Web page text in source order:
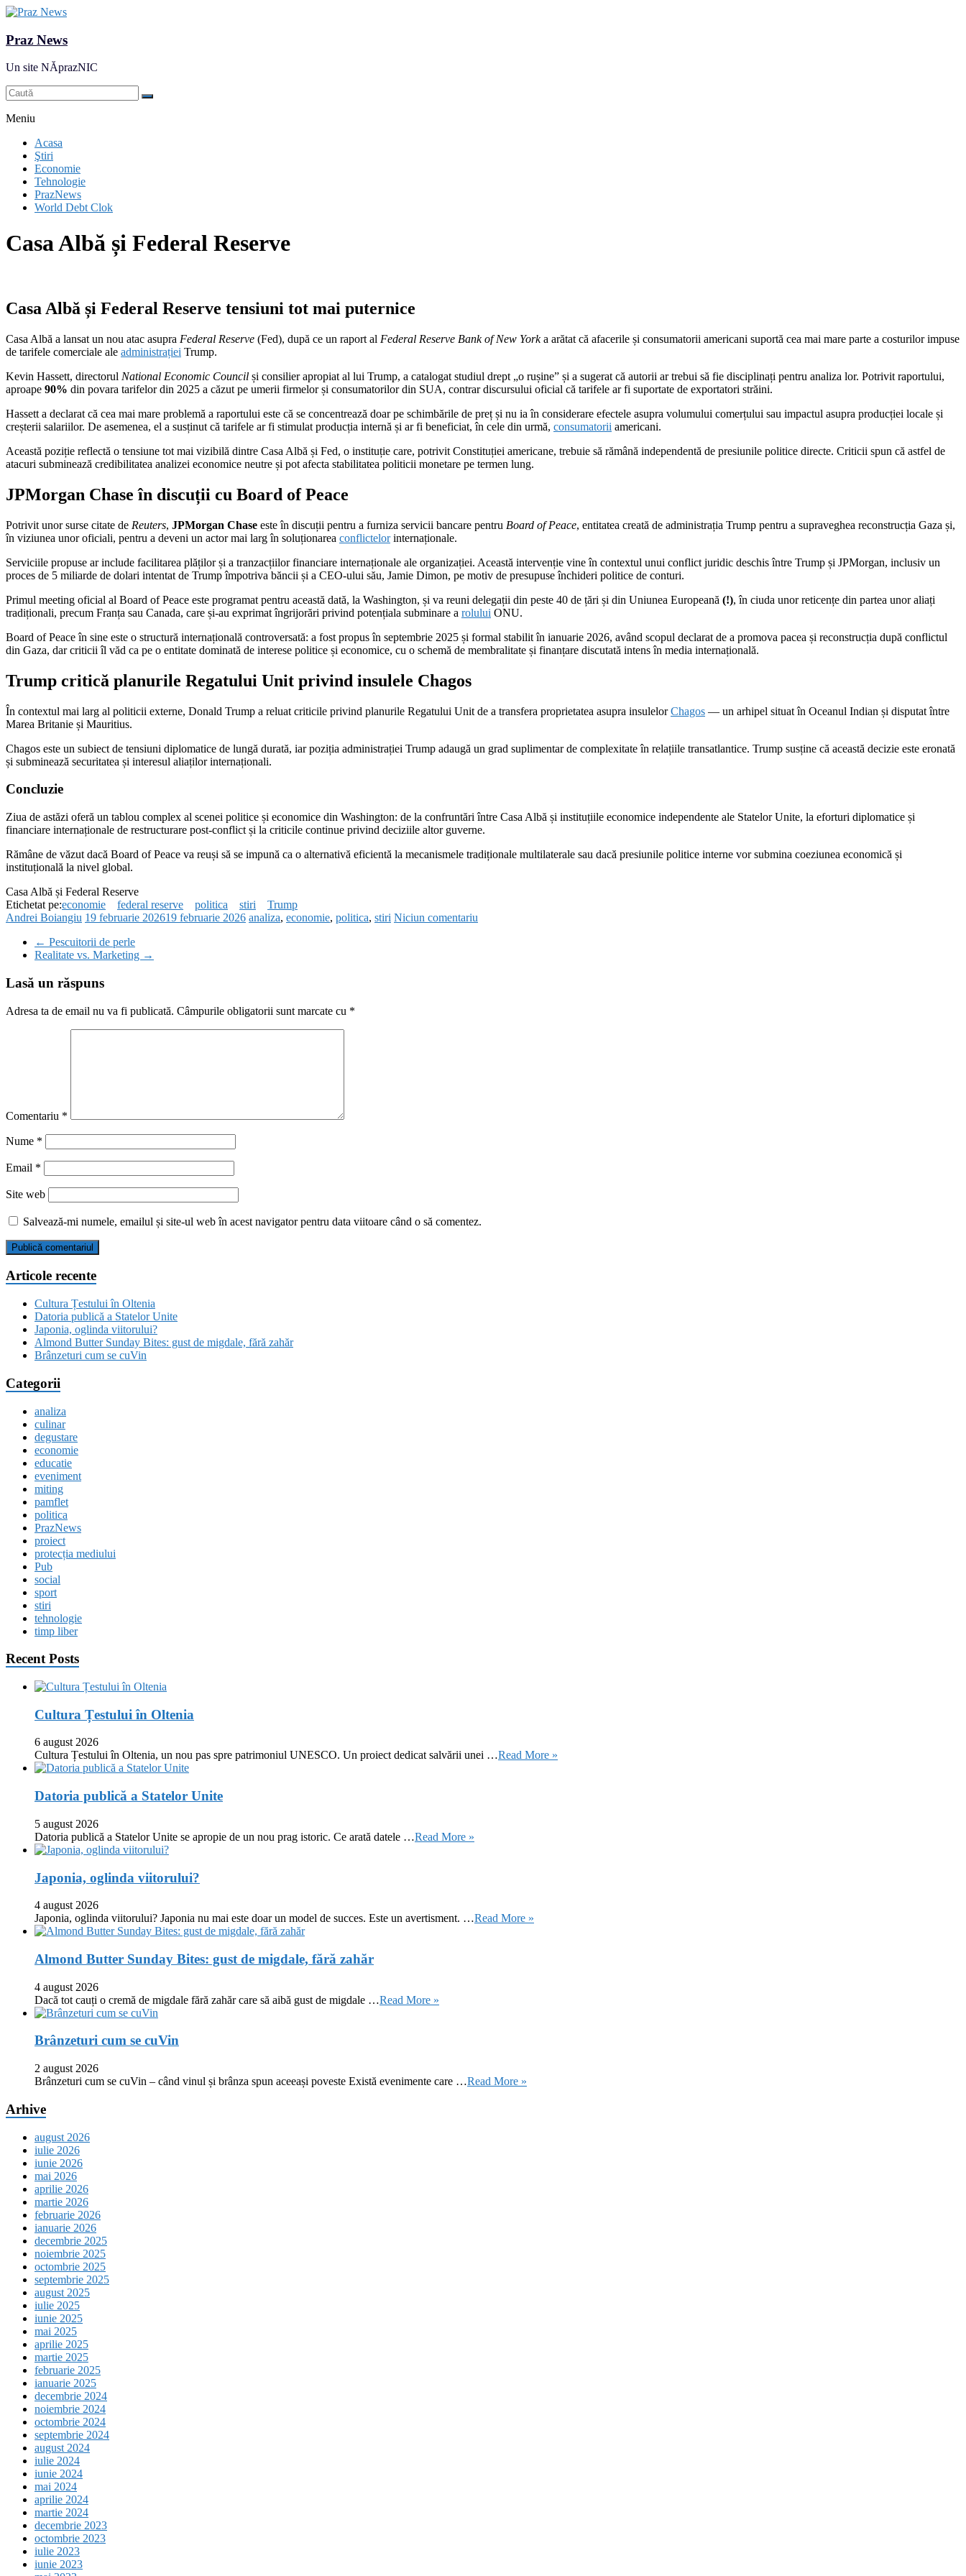
Praz News
Un site NĂprazNIC
Meniu
Acasa
Ştiri
Economie
Tehnologie
PrazNews
World Debt Clok
Casa Albă și Federal Reserve
Casa Albă și Federal Reserve tensiuni tot mai puternice
Casa Albă a lansat un nou atac asupra Federal Reserve (Fed), după ce un raport al Federal Reserve Bank of New Yorka arătat că afacerile și consumatorii americani suportă cea mai mare parte a costurilor impuse
de tarifele comerciale ale administrației Trump.
Kevin Hassett, directorul National Economic Council și consilier apropiat al lui Trump, a catalogat studiul drept „o rușine” și a sugerat că autorii ar trebui să fie disciplinați pentru analiza lor. Potrivit raportului,
aproape 90% din povara tarifelor din 2025 a căzut pe umerii firmelor și consumatorilor din SUA, contrar discursului oficial că tarifele ar fi suportate de exportatori străini.
Hassett a declarat că cea mai mare problemă a raportului este că se concentrează doar pe schimbările de preț și nu ia în considerare efectele asupra volumului comerțului sau impactul asupra producției locale și
creșterii salariilor. De asemenea, el a susținut că tarifele ar fi stimulat producția internă și ar fi beneficiat, în cele din urmă, consumatorii americani.
Această poziție reflectă o tensiune tot mai vizibilă dintre Casa Albă și Fed, o instituție care, potrivit Constituției americane, trebuie să rămână independentă de presiunile politice directe. Criticii spun că astfel de
atacuri subminează credibilitatea analizei economice neutre și pot afecta stabilitatea politicii monetare pe termen lung.
JPMorgan Chase în discuții cu Board of Peace
Potrivit unor surse citate de Reuters, JPMorgan Chase este în discuții pentru a furniza servicii bancare pentru Board of Peace, entitatea creată de administrația Trump pentru a supraveghea reconstrucția Gaza și,
în viziunea unor oficiali, pentru a deveni un actor mai larg în soluționarea conflictelorinternaționale.
Serviciile propuse ar include facilitarea plăților și a tranzacțiilor financiare internaționale ale organizației. Această intervenție vine în contextul unui conflict juridic deschis între Trump și JPMorgan, inclusiv un
proces de 5 miliarde de dolari intentat de Trump împotriva băncii și a CEO-ului său, Jamie Dimon, pe motiv de presupuse închideri politice de conturi.
Primul meeting oficial al Board of Peace este programat pentru această dată, la Washington, și va reuni delegații din peste 40 de țări și din Uniunea Europeană (!), în ciuda unor reticențe din partea unor aliați
tradiționali, precum Franța sau Canada, care și-au exprimat îngrijorări privind potențiala subminare a rolului ONU.
Board of Peace în sine este o structură internațională controversată: a fost propus în septembrie 2025 și formal stabilit în ianuarie 2026, având scopul declarat de a promova pacea și reconstrucția după conflictul
din Gaza, dar criticii îl văd ca pe o entitate dominată de interese politice și economice, cu o schemă de membralitate și finanțare discutată intens în media internațională.
Trump critică planurile Regatului Unit privind insulele Chagos
În contextul mai larg al politicii externe, Donald Trump a reluat criticile privind planurile Regatului Unit de a transfera proprietatea asupra insulelorChagos — un arhipel situat în Oceanul Indian și disputat între
Marea Britanie și Mauritius.
Chagos este un subiect de tensiuni diplomatice de lungă durată, iar poziția administrației Trump adaugă un grad suplimentar de complexitate în relațiile transatlantice. Trump susține că această decizie este eronată
și subminează securitatea și interesul aliaților internaționali.
Concluzie
Ziua de astăzi oferă un tablou complex al scenei politice și economice din Washington: de la confruntări între Casa Albă și instituțiile economice independente ale Statelor Unite, la eforturi diplomatice și
financiare internaționale de restructurare post-conflict și la criticile continue privind deciziile altor guverne.
Rămâne de văzut dacă Board of Peace va reuși să se impună ca o alternativă eficientă la mecanismele tradiționale multilaterale sau dacă presiunile politice interne vor submina coeziunea economică și
instituțională la nivel global.
Casa Albă și Federal Reserve
Etichetat pe:economie federal reserve politica stiri
Trump
Andrei Boiangiu 19 februarie 202619 februarie 2026 analiza, economie, politica, stiri Niciun comentariu
← Pescuitorii de perle
Realitate vs. Marketing →
Lasă un răspuns
Adresa ta de email nu va fi publicată. Câmpurile obligatorii sunt marcate cu *
Comentariu *
Nume *
Email *
Site web
Salvează-mi numele, emailul și site-ul web în acest navigator pentru data viitoare când o să comentez.
Articole recente
Cultura Țestului în Oltenia
Datoria publică a Statelor Unite
Japonia, oglinda viitorului?
Almond Butter Sunday Bites: gust de migdale, fără zahăr
Brânzeturi cum se cuVin
Categorii
analiza
culinar
degustare
economie
educatie
eveniment
miting
pamflet
politica
PrazNews
proiect
protecția mediului
Pub
social
sport
stiri
tehnologie
timp liber
Recent Posts
Cultura Țestului în Oltenia
6 august 2026
Cultura Țestului în Oltenia, un nou pas spre patrimoniul UNESCO. Un proiect dedicat salvării unei …Read More »
Datoria publică a Statelor Unite
5 august 2026
Datoria publică a Statelor Unite se apropie de un nou prag istoric. Ce arată datele …Read More »
Japonia, oglinda viitorului?
4 august 2026
Japonia, oglinda viitorului? Japonia nu mai este doar un model de succes. Este un avertisment. …Read More »
Almond Butter Sunday Bites: gust de migdale, fără zahăr
4 august 2026
Dacă tot cauți o cremă de migdale fără zahăr care să aibă gust de migdale …Read More »
Brânzeturi cum se cuVin
2 august 2026
Brânzeturi cum se cuVin – când vinul și brânza spun aceeași poveste Există evenimente care …Read More »
Arhive
august 2026
iulie 2026
iunie 2026
mai 2026
aprilie 2026
martie 2026
februarie 2026
ianuarie 2026
decembrie 2025
noiembrie 2025
octombrie 2025
septembrie 2025
august 2025
iulie 2025
iunie 2025
mai 2025
aprilie 2025
martie 2025
februarie 2025
ianuarie 2025
decembrie 2024
noiembrie 2024
octombrie 2024
septembrie 2024
august 2024
iulie 2024
iunie 2024
mai 2024
aprilie 2024
martie 2024
decembrie 2023
octombrie 2023
iulie 2023
iunie 2023